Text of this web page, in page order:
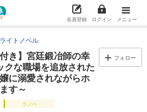
会員登録 ログイン メニュー
イトノベル
き】宮廷鍛冶師の幸
クな職場を追放された
に溺愛されながらホ
す～
フォロー
ラノベ